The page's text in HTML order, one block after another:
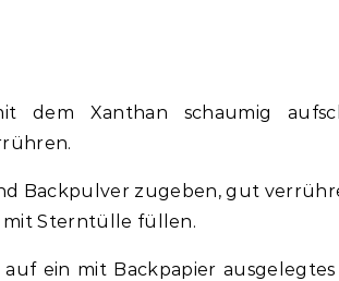
dem Xanthan schaumig
Backpulver zugeben, gut
Sterntülle füllen.
auf ein mit Backpapier